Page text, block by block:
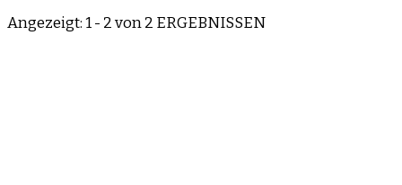
Angezeigt: 1 - 2 von 2 ERGEBNISSEN